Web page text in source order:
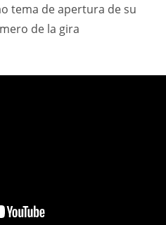
tema de apertura de su
de la gira